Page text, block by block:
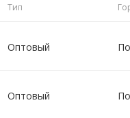
Тип
Оптовый
Оптовый